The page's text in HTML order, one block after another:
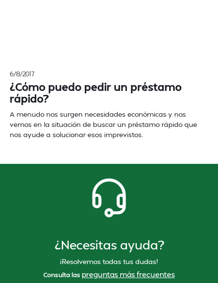
6/8/2017
¿Cómo puedo pedir un préstamo
rápido?
A menudo nos surgen necesidades económicas y nos
vemos en la situación de buscar un préstamo rápido que
nos ayude a solucionar esos imprevistos.
¿Necesitas ayuda?
¡Resolvemos todas tus dudas!
Consulta las preguntas más frecuentes